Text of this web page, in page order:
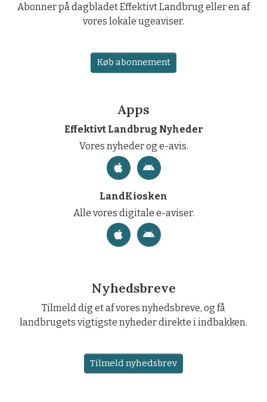
Abonner på dagbladet Effektivt Landbrug eller en af
vores lokale ugeaviser.
Køb abonnement
Apps
Effektivt Landbrug Nyheder
Vores nyheder og e-avis.
LandKiosken
Alle vores digitale e-aviser.
Nyhedsbreve
Tilmeld dig et af vores nyhedsbreve, og få
landbrugets vigtigste nyheder direkte i indbakken.
Tilmeld nyhedsbrev